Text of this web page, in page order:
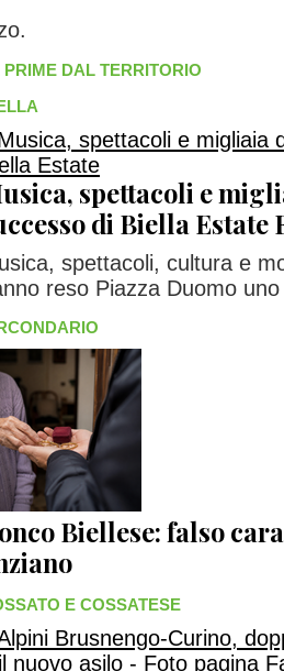
PRIME DAL TERRITORIO
spettacoli e
di Biella Estate
spettacoli, cultura e
reso Piazza Duomo
Biellese: falso
E COSSATESE